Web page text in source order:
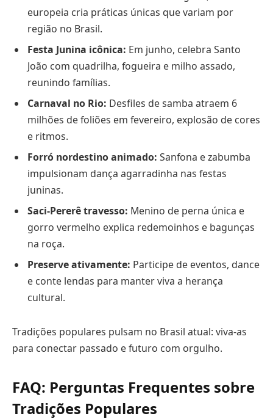
europeia cria práticas únicas que variam por
região no Brasil.
Festa Junina icônica: Em junho, celebra Santo
João com quadrilha, fogueira e milho assado,
reunindo famílias.
Carnaval no Rio: Desfiles de samba atraem 6
milhões de foliões em fevereiro, explosão de cores
e ritmos.
Forró nordestino animado: Sanfona e zabumba
impulsionam dança agarradinha nas festas
juninas.
Saci-Pererê travesso: Menino de perna única e
gorro vermelho explica redemoinhos e bagunças
na roça.
Preserve ativamente: Participe de eventos, dance
e conte lendas para manter viva a herança
cultural.
Tradições populares pulsam no Brasil atual: viva-as
para conectar passado e futuro com orgulho.
FAQ: Perguntas Frequentes sobre
Tradições Populares